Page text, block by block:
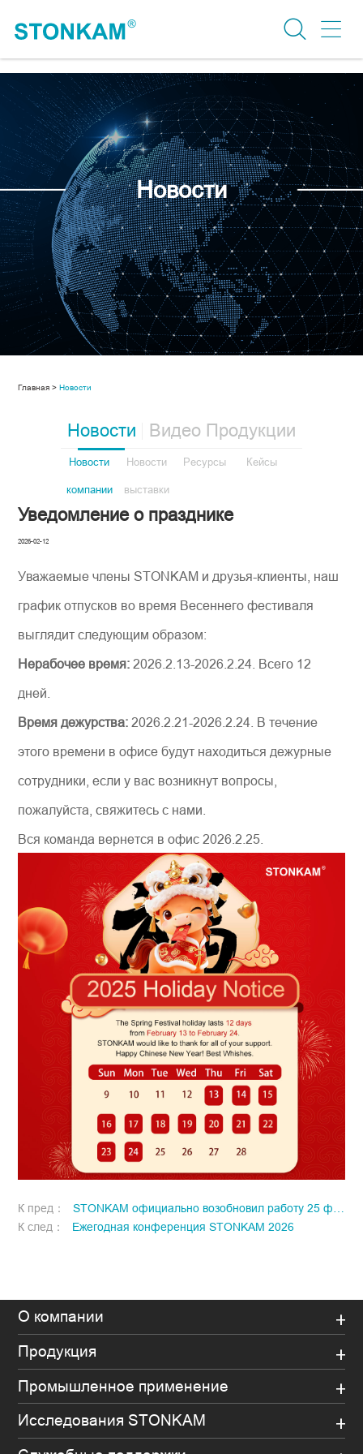
Новости
Главная > Новости
Новости
Новости
компании
Новости
выставки
Ресурсы Кейсы
Видео Продукции
Уведомление о празднике
2026-02-12
Уважаемые члены STONKAM и друзья-клиенты, наш
график отпусков во время Весеннего фестиваля
выглядит следующим образом:
Нерабочее время: 2026.2.13-2026.2.24. Всего 12
дней.
Время дежурства: 2026.2.21-2026.2.24. В течение
этого времени в офисе будут находиться дежурные
сотрудники, если у вас возникнут вопросы,
пожалуйста, свяжитесь с нами.
Вся команда вернется в офис 2026.2.25.
К пред：
STONKAM официально возобновил работу 25 февраля!
К след：
Ежегодная конференция STONKAM 2026
О компании
Продукция
Промышленное применение
Исследования STONKAM